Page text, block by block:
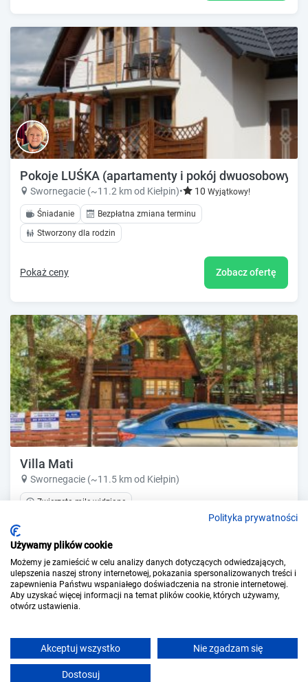
Pokoje LUŚKA (apartamenty i pokój dwuosobowy)
Swornegacie (~11.2 km od Kiełpin)• 10 Wyjątkowy!
Śniadanie
Bezpłatna zmiana terminu
Stworzony dla rodzin
Pokaż ceny Zobacz ofertę
Villa Mati
Swornegacie (~11.5 km od Kiełpin)
Zwierzęta mile widziane
Pokaż ceny
Polityka prywatności
Używamy plików cookie
Możemy je zamieścić w celu analizy danych dotyczących odwiedzających,
ulepszenia naszej strony internetowej, pokazania spersonalizowanych treści i
zapewnienia Państwu wspaniałego doświadczenia na stronie internetowej.
Aby uzyskać więcej informacji na temat plików cookie, których używamy,
otwórz ustawienia.
Akceptuj wszystko Nie zgadzam się
Dostosuj